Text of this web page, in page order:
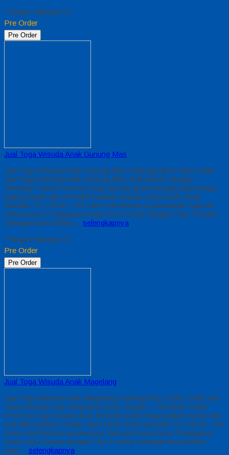
*Harga Hubungi CS
Pre Order
Pre Order
Jual Toga Wisuda Anak Gunung Mas
Jual Toga Wisuda Anak Gunung Mas Hubungi 0812-2282-1060
Jual Toga Wisuda Anak Gunung Mas Kalimantan Tengah –
Temukan Paket Promosi toga wisuda anak komplet pada harga
paling murah dan memiliki kualitas terbaik, kami kasih untuk
sekolah TK, PAUD , SD Kami memberinya penawaran Special
semua level Pengajaran Anak Umur Dasar dengan Fitur Produk
sebagaimana berikut… selengkapnya
*Harga Hubungi CS
Pre Order
Pre Order
Jual Toga Wisuda Anak Magelang
Jual Toga Wisuda Anak Magelang Hubungi 0812-2282-1060 Jual
Toga Wisuda Anak Magelang Jawa Tengah – Temukan Paket
Promosi toga wisuda anak komplet pada harga paling murah dan
memiliki kualitas terbaik, kami kasih untuk sekolah TK, PAUD , SD
Kami memberinya penawaran Special semua level Pengajaran
Anak Umur Dasar dengan Fitur Produk sebagaimana berikut :
Kain… selengkapnya